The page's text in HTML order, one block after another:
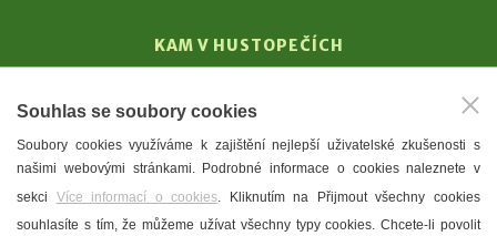
KAM V HUSTOPEČÍCH
T. G. Masaryk
Mandloně
Ubytování
Restaurace
Souhlas se soubory cookies
Soubory cookies využíváme k zajištění nejlepší uživatelské zkušenosti s
našimi webovými stránkami. Podrobné informace o cookies naleznete v
sekci Více informací o cookies. Kliknutím na Přijmout všechny cookies
souhlasíte s tím, že můžeme užívat všechny typy cookies. Chcete-li povolit